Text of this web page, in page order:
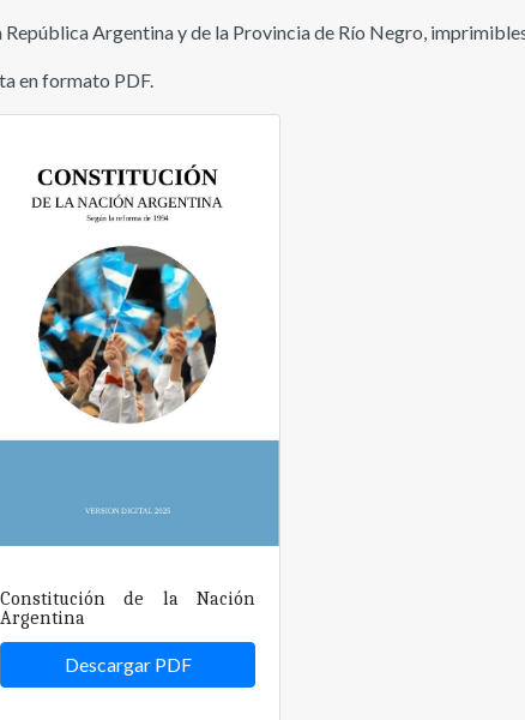
Argentina y de la Provincia de Río Negro,
en formato PDF.
Constitución de la Nación
Argentina
Descargar PDF